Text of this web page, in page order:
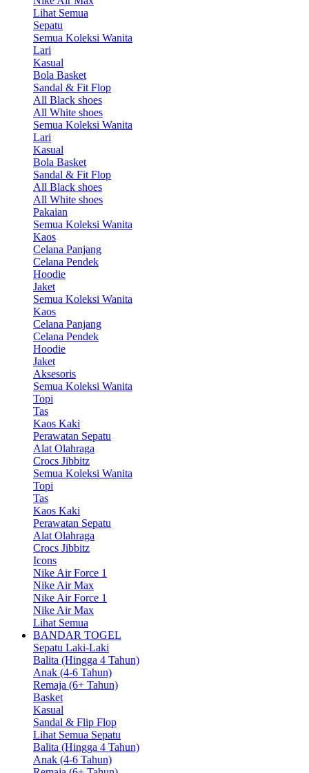
Lihat Semua
Sepatu
Semua Koleksi Wanita
Lari
Kasual
Bola Basket
Sandal & Fit Flop
All Black shoes
All White shoes
Semua Koleksi Wanita
Lari
Kasual
Bola Basket
Sandal & Fit Flop
All Black shoes
All White shoes
Pakaian
Semua Koleksi Wanita
Kaos
Celana Panjang
Celana Pendek
Hoodie
Jaket
Semua Koleksi Wanita
Kaos
Celana Panjang
Celana Pendek
Hoodie
Jaket
Aksesoris
Semua Koleksi Wanita
Topi
Tas
Kaos Kaki
Perawatan Sepatu
Alat Olahraga
Crocs Jibbitz
Semua Koleksi Wanita
Topi
Tas
Kaos Kaki
Perawatan Sepatu
Alat Olahraga
Crocs Jibbitz
Icons
Nike Air Force 1
Nike Air Max
Nike Air Force 1
Nike Air Max
Lihat Semua
BANDAR TOGEL
Sepatu Laki-Laki
Balita (Hingga 4 Tahun)
Anak (4-6 Tahun)
Remaja (6+ Tahun)
Basket
Kasual
Sandal & Flip Flop
Lihat Semua Sepatu
Balita (Hingga 4 Tahun)
Anak (4-6 Tahun)